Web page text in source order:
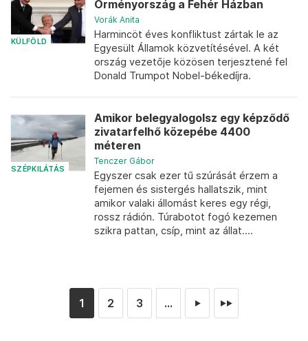
KÜLFÖLD
Örményország a Fehér Házban
Vorák Anita
Harmincöt éves konfliktust zártak le az
Egyesült Államok közvetítésével. A két
ország vezetője közösen terjesztené fel
Donald Trumpot Nobel-békedíjra.
SZÉPKILÁTÁS
Amikor belegyalogolsz egy képződő
zivatarfelhő közepébe 4400
méteren
Tenczer Gábor
Egyszer csak ezer tű szúrását érzem a
fejemen és sistergés hallatszik, mint
amikor valaki állomást keres egy régi,
rossz rádión. Túrabotot fogó kezemen
szikra pattan, csíp, mint az állat....
1 2 3 ... ► ►►